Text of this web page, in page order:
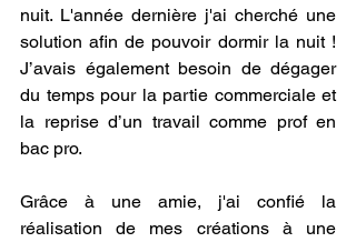
nuit. L'année dernière j'ai cherché une
solution afin de pouvoir dormir la nuit !
J’avais également besoin de dégager
du temps pour la partie commerciale et
la reprise d’un travail comme prof en
bac pro.
Grâce à une amie, j'ai confié la
réalisation de mes créations à une